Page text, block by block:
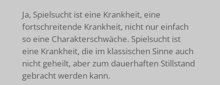
Ja, Spielsucht ist eine Krankheit, eine
fortschreitende Krankheit, nicht nur einfach
so eine Charakterschwäche. Spielsucht ist
eine Krankheit, die im klassischen Sinne auch
nicht geheilt, aber zum dauerhaften Stillstand
gebracht werden kann.